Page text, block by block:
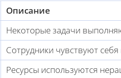
Описание
Некоторые задачи
Сотрудники чувствуют
Ресурсы используются